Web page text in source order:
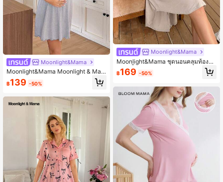
Moonlight&Mama
Moonlight&Mama Moonlight & Mam
a ชุดเดรสคลุมท้องลายตัวอักษรสีขาวพิ
มพ์ลายคลื่น สวมใส่สบาย สีเทาอ่อน
฿139 -50%
Moonlight&Mama
Moonlight&Mama ชุดนอนคลุมท้องผ้า
ฝ้ายสีพื้นแบบกระดุมแป๊ก, สวมใส่สบาย
สำหรับพักผ่อนและอยู่บ้าน
฿169 -50%